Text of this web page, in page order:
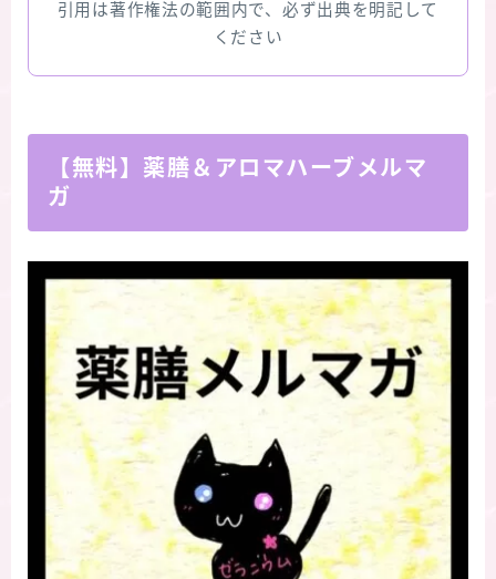
引用は著作権法の範囲内で、必ず出典を明記して
ください
【無料】薬膳＆アロマハーブメルマ
ガ